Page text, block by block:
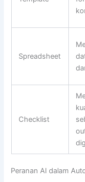
Spreadsheet
Checklist
Peranan AI dalam